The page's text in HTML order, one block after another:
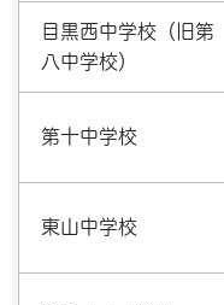
目黒西中学校（旧第
八中学校）
第十中学校
東山中学校